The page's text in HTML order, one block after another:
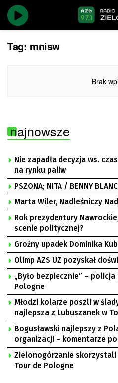
Tag: mnisw
Brak
najnowsze
Nie zapadła decyzja ws.
na rynku paliw
PSZONA; NITA / BENNY
Marta Wiler, Nadleśniczy
Rok prezydentury
scenie politycznej?
Groźny upadek Dominika
Olimp AZS UZ pozyskał
„Było bezpiecznie” –
Pologne
Młodzi kolarze poszli w
najlepsza z Lubuszanek w
Bogusławski najlepszy z
organizacji – komentarze
Zielonogórzanie skorzystali
Tour de Pologne